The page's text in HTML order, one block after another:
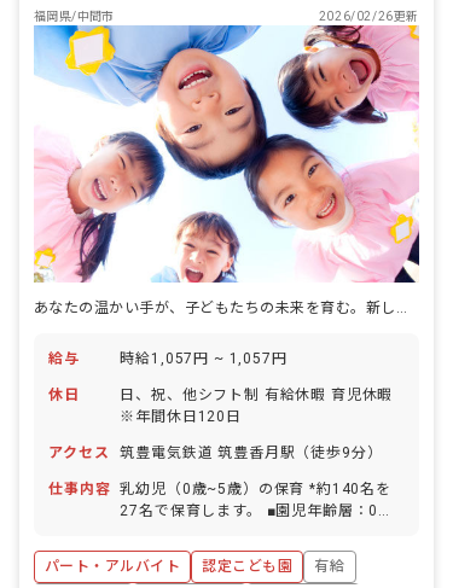
福岡県/中間市
2026/02/26更新
給与 時給1,057円 ~ 1,057円
休日
日、祝、他シフト制 有給休暇 育児休暇
※年間休日120日
アクセス 筑豊電気鉄道 筑豊香月駅（徒歩9分）
仕事内容 乳幼児（0歳~5歳）の保育 *約140名を
27名で保育します。 ■園児年齢層：0～5
者との連絡アプリ導入：あり ■園庭有
無：あり
パート・アルバイト 認定こども園
有給